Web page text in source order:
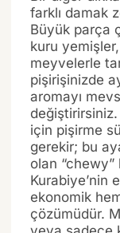
farklı damak
Büyük parça
kuru
meyvelerle
pişirişinizde
aromayı
için pişirme
gerekir; bu
olan
Kurabiye’nin
ekonomik
çözümüdür.